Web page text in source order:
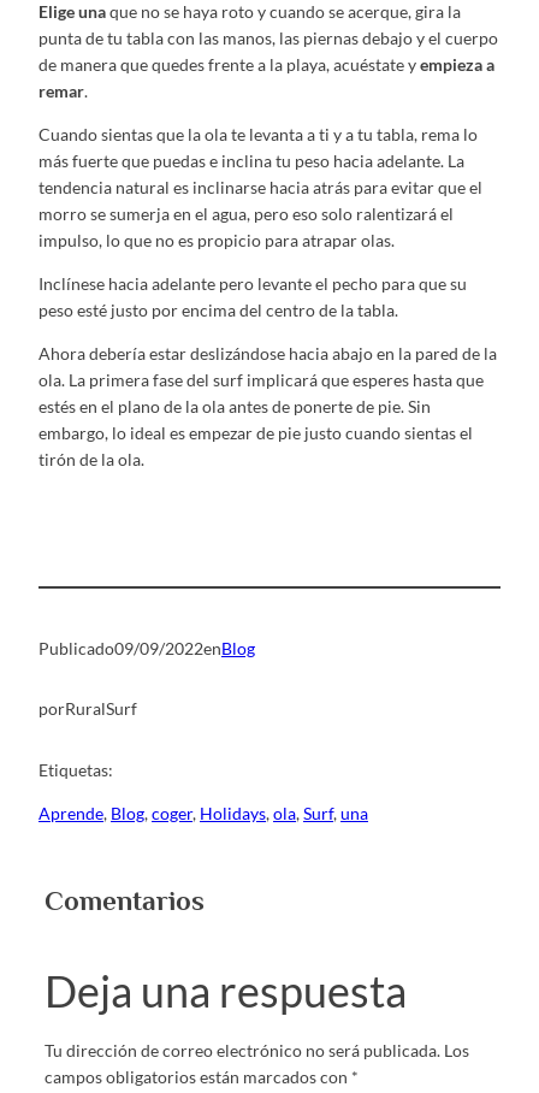
Elige unaque no se haya roto y cuando se acerque, gira la
punta de tu tabla con las manos, las piernas debajo y el cuerpo
de manera que quedes frente a la playa, acuéstate yempieza a
remar.
Cuando sientas que la ola te levanta a ti y a tu tabla, rema lo
más fuerte que puedas e inclina tu peso hacia adelante. La
tendencia natural es inclinarse hacia atrás para evitar que el
morro se sumerja en el agua, pero eso solo ralentizará el
impulso, lo que no es propicio para atrapar olas.
Inclínese hacia adelante pero levante el pecho para que su
peso esté justo por encima del centro de la tabla.
Ahora debería estar deslizándose hacia abajo en la pared de la
ola. La primera fase del surf implicará que esperes hasta que
estés en el plano de la ola antes de ponerte de pie. Sin
embargo, lo ideal es empezar de pie justo cuando sientas el
tirón de la ola.
Publicado09/09/2022enBlog
porRuralSurf
Etiquetas:
Aprende, Blog, coger, Holidays, ola, Surf, una
Comentarios
Deja una respuesta
Tu dirección de correo electrónico no será publicada. Los
campos obligatorios están marcados con *